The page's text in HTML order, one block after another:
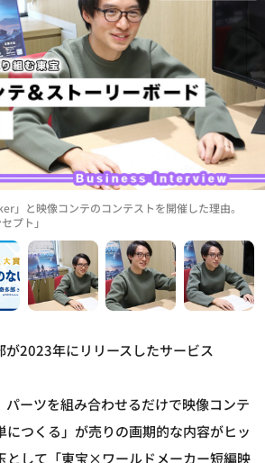
」と映像コンテのコンテストを開催した理由。
プト」
が2023年にリリースしたサービス
パーツを組み合わせるだけで映像コンテ
につくる」が売りの画期的な内容がヒッ
として「東宝×ワールドメーカー短編映